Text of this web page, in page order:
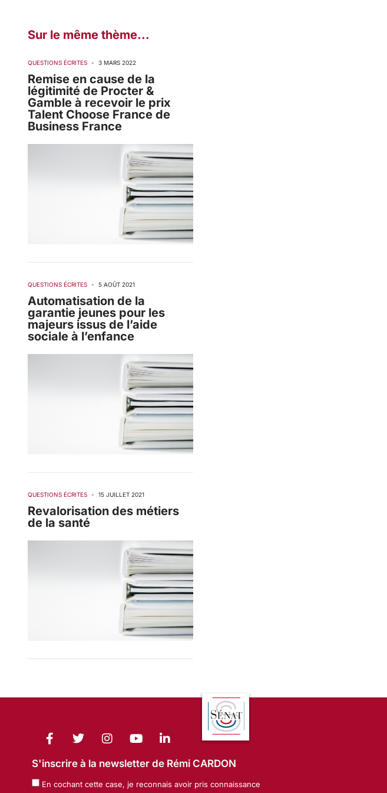
Sur le même thème...
QUESTIONS ÉCRITES - 3 MARS 2022
Remise en cause de la
légitimité de Procter &
Gamble à recevoir le prix
Talent Choose France de
Business France
QUESTIONS ÉCRITES - 5 AOÛT 2021
Automatisation de la
garantie jeunes pour les
majeurs issus de l’aide
sociale à l’enfance
QUESTIONS ÉCRITES - 15 JUILLET 2021
Revalorisation des métiers
de la santé
S'inscrire à la newsletter de Rémi CARDON
En cochant cette case, je reconnais avoir pris connaissance